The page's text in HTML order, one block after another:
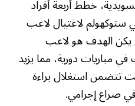
خطط أربعة أفراد
لاغتيال لاعب
الهدف هو لاعب
مباريات دورية، مما يزيد
تتضمن استغلال براءة
صراع إجرامي.